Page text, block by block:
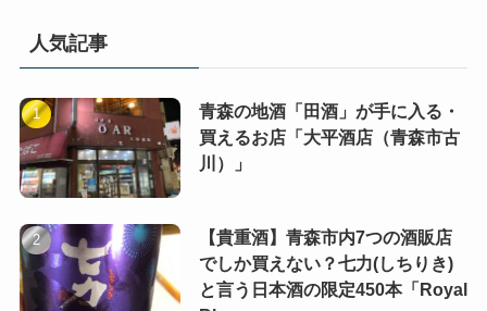
人気記事
青森の地酒「田酒」が手に入る・
買えるお店「大平酒店（青森市古
川）」
【貴重酒】青森市内7つの酒販店
でしか買えない？七力(しちりき)
と言う日本酒の限定450本「Royal